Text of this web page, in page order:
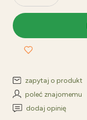
zapytaj o produkt
poleć znajomemu
dodaj opinię